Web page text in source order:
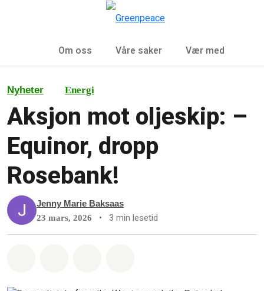
Om oss Våre saker Vær med
Nyheter Energi
Aksjon mot oljeskip: –
Equinor, dropp
Rosebank!
Jenny Marie Baksaas
23 mars, 2026 • 3 min lesetid